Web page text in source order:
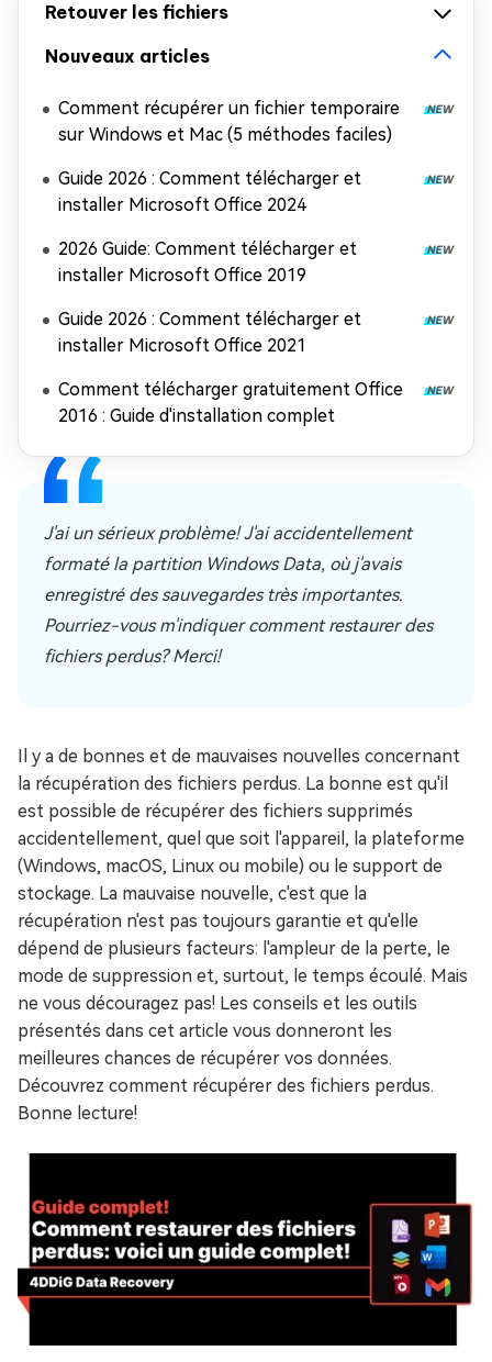
Retouver les fichiers
Nouveaux articles
Comment récupérer un fichier temporaire
sur Windows et Mac (5 méthodes faciles)
Guide 2026 : Comment télécharger et
installer Microsoft Office 2024
2026 Guide: Comment télécharger et
installer Microsoft Office 2019
Guide 2026 : Comment télécharger et
installer Microsoft Office 2021
Comment télécharger gratuitement Office
2016 : Guide d'installation complet
J'ai un sérieux problème! J'ai accidentellement
formaté la partition Windows Data, où j'avais
enregistré des sauvegardes très importantes.
Pourriez-vous m'indiquer comment restaurer des
fichiers perdus? Merci!
Il y a de bonnes et de mauvaises nouvelles concernant
la récupération des fichiers perdus. La bonne est qu'il
est possible de récupérer des fichiers supprimés
accidentellement, quel que soit l'appareil, la plateforme
(Windows, macOS, Linux ou mobile) ou le support de
stockage. La mauvaise nouvelle, c'est que la
récupération n'est pas toujours garantie et qu'elle
dépend de plusieurs facteurs: l'ampleur de la perte, le
mode de suppression et, surtout, le temps écoulé. Mais
ne vous découragez pas! Les conseils et les outils
présentés dans cet article vous donneront les
meilleures chances de récupérer vos données.
Découvrez comment récupérer des fichiers perdus.
Bonne lecture!